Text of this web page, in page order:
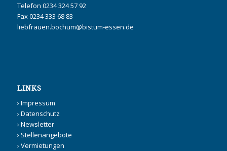
Telefon 0234 324 57 92
Fax 0234 333 68 83
liebfrauen.bochum@bistum-essen.de
LINKS
› Impressum
› Datenschutz
› Newsletter
› Stellenangebote
› Vermietungen